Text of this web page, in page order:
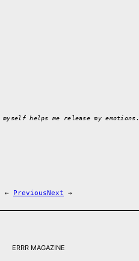
helps me release my emotions.
← PreviousNext →
ERRR MAGAZINE